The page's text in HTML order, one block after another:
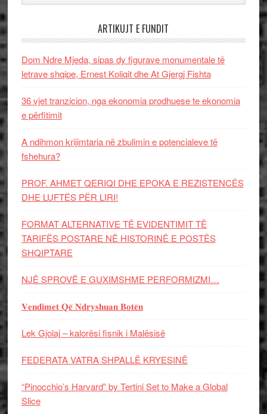
ARTIKUJT E FUNDIT
Dom Ndre Mjeda, sipas dy figurave monumentale të
letrave shqipe, Ernest Koliqit dhe At Gjergj Fishta
36 vjet tranzicion, nga ekonomia prodhuese te ekonomia
e përfitimit
A ndihmon krijimtaria në zbulimin e potencialeve të
fshehura?
PROF. AHMET QERIQI DHE EPOKA E REZISTENCЁS
DHE LUFTЁS PЁR LIRI!
FORMAT ALTERNATIVE TË EVIDENTIMIT TË
TARIFËS POSTARE NË HISTORINË E POSTËS
SHQIPTARE
NJË SPROVË E GUXIMSHME PERFORMIZMI…
𝐕𝐞𝐧𝐝𝐢𝐦𝐞𝐭 𝐐𝐞̈ 𝐍𝐝𝐫𝐲𝐬𝐡𝐮𝐚𝐧 𝐁𝐨𝐭𝐞̈𝐧
Lek Gjolaj – kalorësi fisnik i Malësisë
FEDERATA VATRA SHPALLË KRYESINË
“Pinocchio’s Harvard” by Tertini Set to Make a Global
Slice